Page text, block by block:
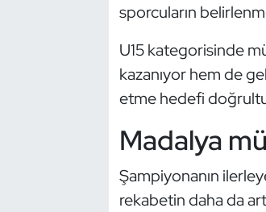
sporcuların
U15 kategorisinde
kazanıyor hem de
etme hedefi
Madalya
Şampiyonanın
rekabetin daha da
Motor Sporları